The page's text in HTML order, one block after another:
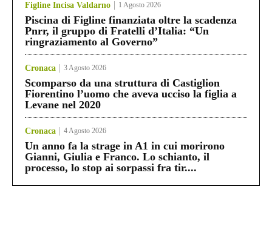
Figline Incisa Valdarno 1 Agosto 2026
Piscina di Figline finanziata oltre la scadenza
Pnrr, il gruppo di Fratelli d’Italia: “Un
ringraziamento al Governo”
Cronaca 3 Agosto 2026
Scomparso da una struttura di Castiglion
Fiorentino l’uomo che aveva ucciso la figlia a
Levane nel 2020
Cronaca 4 Agosto 2026
Un anno fa la strage in A1 in cui morirono
Gianni, Giulia e Franco. Lo schianto, il
processo, lo stop ai sorpassi fra tir....